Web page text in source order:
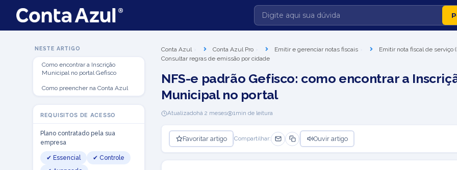
NESTE ARTIGO
Como encontrar a Inscrição
Municipal no portal Gefisco
Como preencher na Conta Azul
REQUISITOS DE ACESSO
Plano contratado pela sua
empresa
✔ Essencial
✔ Controle
Conta Azul Conta Azul Pro Emitir e gerenciar notas fiscais
Emitir nota fiscal de serviço
Consultar regras de emissão por cidade
NFS-e padrão Gefisco: como encontrar a
Municipal no portal
Atualizadohá 2 meses 1min de leitura
Favoritar artigo Compartilhar: Ouvir artigo